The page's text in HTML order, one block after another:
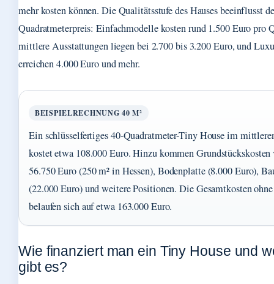
mehr kosten können. Die Qualitätsstufe des Hauses beeinflusst
Quadratmeterpreis: Einfachmodelle kosten rund 1.500 Euro pro
mittlere Ausstattungen liegen bei 2.700 bis 3.200 Euro, und
erreichen 4.000 Euro und mehr.
BEISPIELRECHNUNG 40 M²
Ein schlüsselfertiges 40-Quadratmeter-Tiny House im
kostet etwa 108.000 Euro. Hinzu kommen Grundstückskosten
56.750 Euro (250 m² in Hessen), Bodenplatte (8.000 Euro),
(22.000 Euro) und weitere Positionen. Die Gesamtkosten
belaufen sich auf etwa 163.000 Euro.
Wie finanziert man ein Tiny House und
gibt es?